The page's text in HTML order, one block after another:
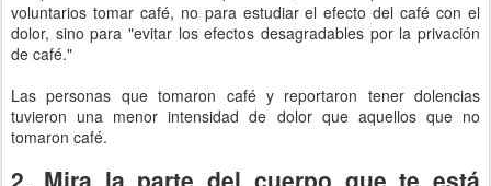
voluntarios tomar café, no para estudiar el efecto del café con el
dolor, sino para "evitar los efectos desagradables por la privación
de café."
Las personas que tomaron café y reportaron tener dolencias
tuvieron una menor intensidad de dolor que aquellos que no
tomaron café.